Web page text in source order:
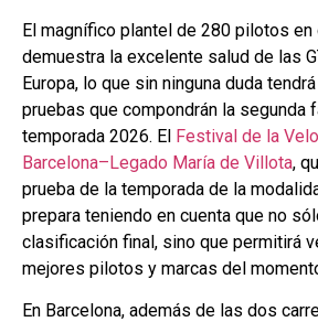
El magnífico plantel de 280 pilotos
demuestra la excelente salud de las
Europa, lo que sin ninguna duda
pruebas que compondrán la segunda
temporada 2026. El Festival de la
Barcelona–Legado María de Villota,
prueba de la temporada de la
prepara teniendo en cuenta que no
clasificación final, sino que permitirá
mejores pilotos y marcas del
En Barcelona, además de las dos